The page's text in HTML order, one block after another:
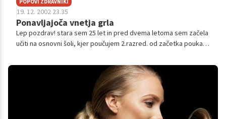
POPOVI ZDRAVNIKI
19. 12. 2002 23.35
Ponavljajoča vnetja grla
Lep pozdrav! stara sem 25 let in pred dvema letoma sem začela
učiti na osnovni šoli, kjer poučujem 2.razred. od začetka pouka in
me na ...